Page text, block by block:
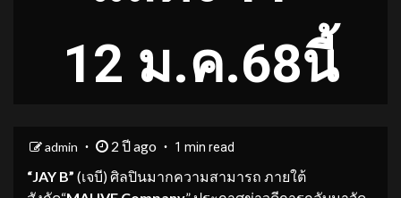
12 ม.ค.68นี้
admin 2 ปี ago 1 min read
“JAY B” (เจบี) ศิลปินมากความสามารถ ภายใต้